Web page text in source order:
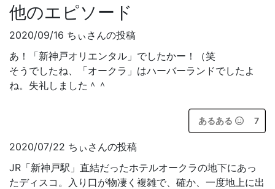
他のエピソード
2020/09/16 ちぃさんの投稿
あ！「新神戸オリエンタル」でしたかー！（笑
そうでしたね、「オークラ」はハーバーランドでしたよ
ね。失礼しました＾＾
あるある 7
2020/07/22 ちぃさんの投稿
JR「新神戸駅」直結だったホテルオークラの地下にあっ
たディスコ。入り口が物凄く複雑で、確か、一度地上に出